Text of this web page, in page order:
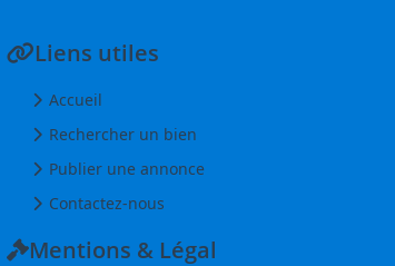
Liens utiles
Accueil
Rechercher un bien
Publier une annonce
Contactez-nous
Mentions & Légal